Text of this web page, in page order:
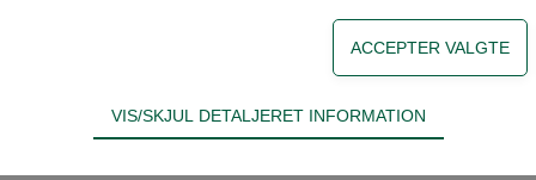
for hjemmesidens grundlæggende funktioner som fx
VIS/SKJUL DETALJERET INFORMATION